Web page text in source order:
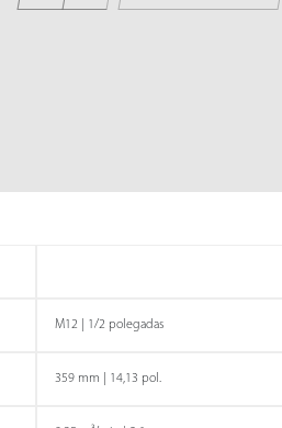
M12 | 1/2 polegadas
359 mm | 14,13 pol.